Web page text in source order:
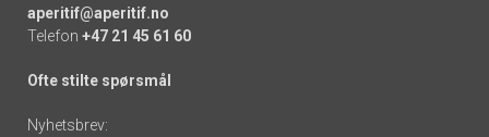
aperitif@aperitif.no
Telefon +47 21 45 61 60
Ofte stilte spørsmål
Nyhetsbrev: